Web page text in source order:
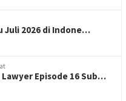
Juli 2026 di Indone…
Episode 16 Sub…